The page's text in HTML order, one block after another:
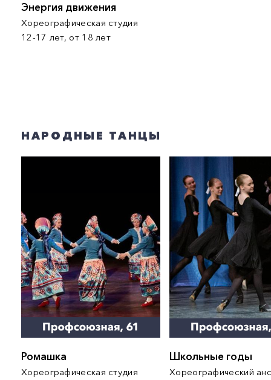
Энергия движения
Хореографическая студия
12-17 лет, от 18 лет
НАРОДНЫЕ ТАНЦЫ
Ромашка
Хореографическая студия
Школьные годы
Хореографический